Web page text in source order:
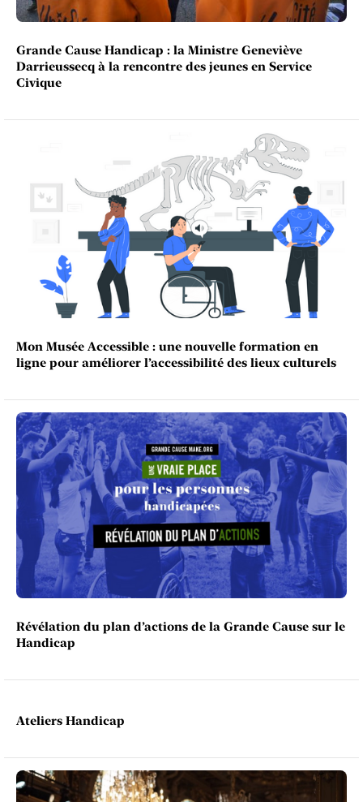
Grande Cause Handicap : la Ministre Geneviève
Darrieussecq à la rencontre des jeunes en Service
Civique
Mon Musée Accessible : une nouvelle formation en
ligne pour améliorer l’accessibilité des lieux culturels
Révélation du plan d’actions de la Grande Cause sur le
Handicap
Ateliers Handicap